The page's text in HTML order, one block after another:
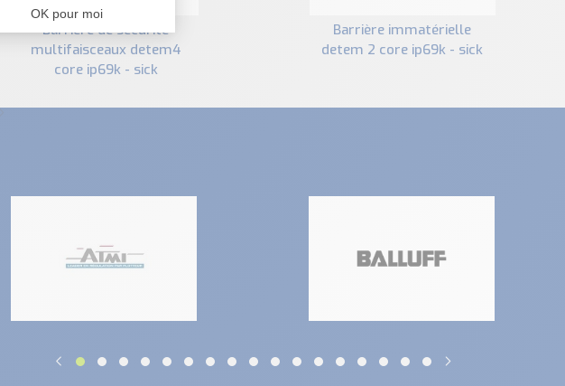
barrière de sécurité
multifaisceaux detem4
core ip69k - sick
barrière immatérielle
detem 2 core ip69k - sick